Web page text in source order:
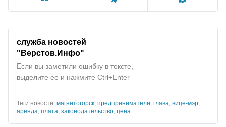
служба новостей
"Верстов.Инфо"
Если вы заметили ошибку в тексте,
выделите ее и нажмите Ctrl+Enter
Теги новости: магнитогорск предприниматели глава вице-мэр
аренда плата законодательство цена